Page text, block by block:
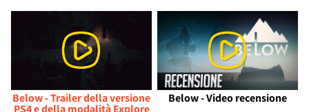
Below - Trailer della versione
PS4 e della modalità Explore
Below - Video recensione